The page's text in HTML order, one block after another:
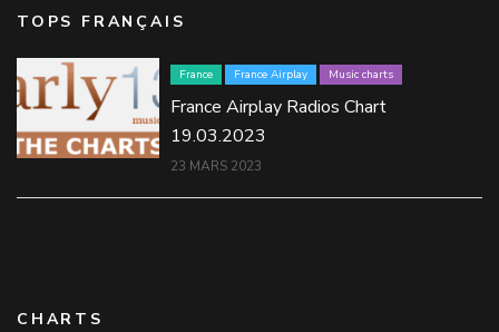
TOPS FRANÇAIS
France France Airplay Music charts
France Airplay Radios Chart
19.03.2023
23 MARS 2023
CHARTS